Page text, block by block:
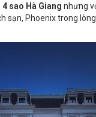
4 sao Hà Giang nhưng
sạn, Phoenix trong